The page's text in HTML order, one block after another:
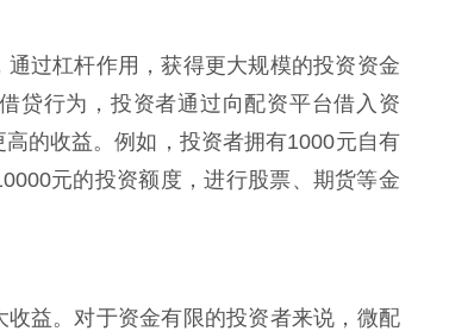
过杠杆作用，获得更大规模的投资资金
贷行为，投资者通过向配资平台借入资
的收益。例如，投资者拥有1000元自有
元的投资额度，进行股票、期货等金
益。对于资金有限的投资者来说，微配